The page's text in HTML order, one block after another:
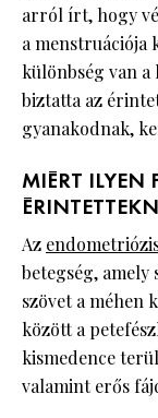
arról írt, hogy
a menstruációja
különbség van
biztatta az
gyanakodnak,
MIÉRT ILYEN
Az
betegség,
szövet a méhen
között a
kismedence
valamint erős